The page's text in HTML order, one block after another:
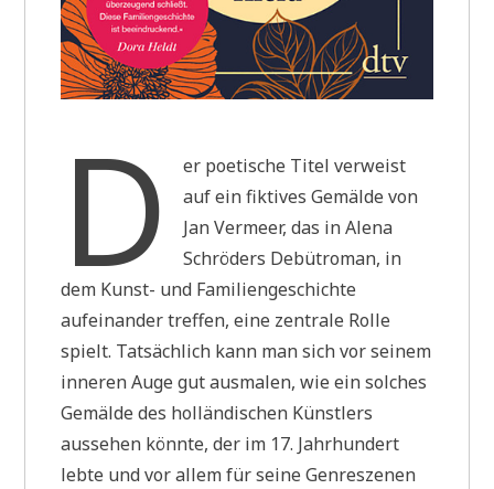
D
er poetische Titel verweist
auf ein fiktives Gemälde von
Jan Vermeer, das in Alena
Schröders Debütroman, in
dem Kunst- und Familiengeschichte
aufeinander treffen, eine zentrale Rolle
spielt. Tatsächlich kann man sich vor seinem
inneren Auge gut ausmalen, wie ein solches
Gemälde des holländischen Künstlers
aussehen könnte, der im 17. Jahrhundert
lebte und vor allem für seine Genreszenen